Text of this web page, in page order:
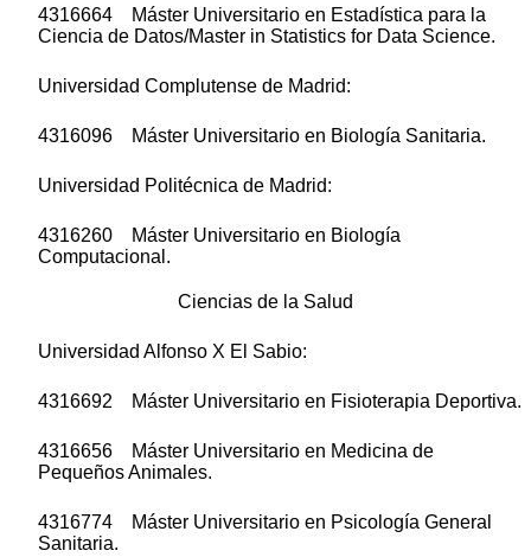
4316664 Máster Universitario en Estadística para la
Ciencia de Datos/Master in Statistics for Data Science.
Universidad Complutense de Madrid:
4316096 Máster Universitario en Biología Sanitaria.
Universidad Politécnica de Madrid:
4316260 Máster Universitario en Biología
Computacional.
Ciencias de la Salud
Universidad Alfonso X El Sabio:
4316692 Máster Universitario en Fisioterapia Deportiva.
4316656 Máster Universitario en Medicina de
Pequeños Animales.
4316774 Máster Universitario en Psicología General
Sanitaria.